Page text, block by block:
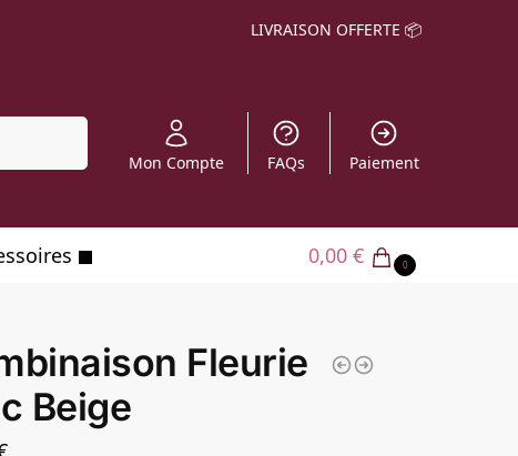
LIVRAISON OFFERTE 📦
Mon Compte FAQs Paiement
0,00 € 0
Fleurie
Beige